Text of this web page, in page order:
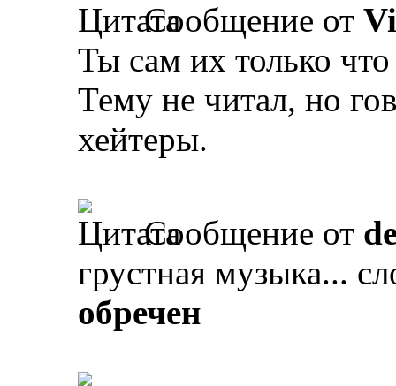
Сообщение от
Ты сам их только
Тему не читал, но
хейтеры.
Сообщение от
грустная музыка...
обречен